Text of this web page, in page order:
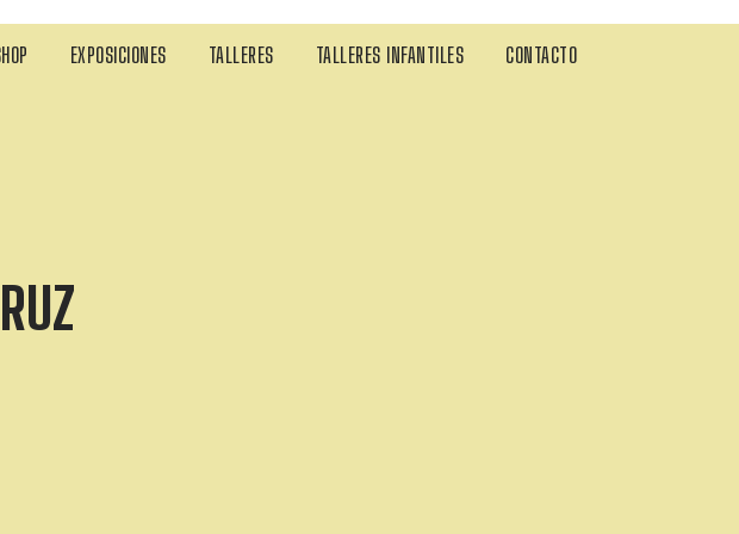
EXPOSICIONES TALLERES TALLERES INFANTILES CONTACTO